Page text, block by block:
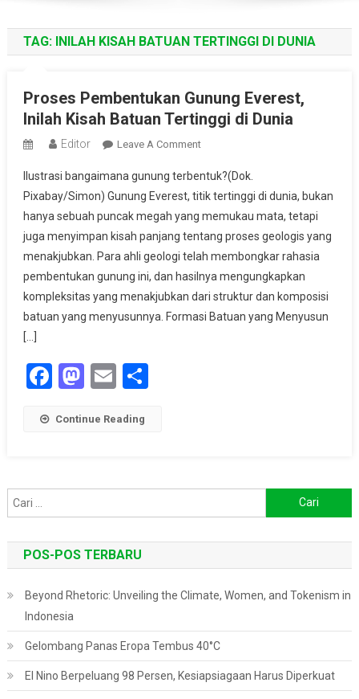
TAG: INILAH KISAH BATUAN TERTINGGI DI DUNIA
Proses Pembentukan Gunung Everest,
Inilah Kisah Batuan Tertinggi di Dunia
Editor Leave A CommentOn
Pembentukan
Gunung
Everest,
Inilah
Kisah
Batuan
Tertinggi
Di
Ilustrasi bangaimana gunung terbentuk?(Dok.
Pixabay/Simon) Gunung Everest, titik tertinggi di dunia, bukan
hanya sebuah puncak megah yang memukau mata, tetapi
juga menyimpan kisah panjang tentang proses geologis yang
menakjubkan. Para ahli geologi telah membongkar rahasia
pembentukan gunung ini, dan hasilnya mengungkapkan
kompleksitas yang menakjubkan dari struktur dan komposisi
batuan yang menyusunnya. Formasi Batuan yang Menyusun
[…]
Facebook
Mastodon
EmailShare
Continue Reading
untuk:
POS-POS TERBARU
Beyond Rhetoric: Unveiling the Climate, Women, and Tokenism in
Indonesia
Gelombang Panas Eropa Tembus 40°C
El Nino Berpeluang 98 Persen, Kesiapsiagaan Harus Diperkuat